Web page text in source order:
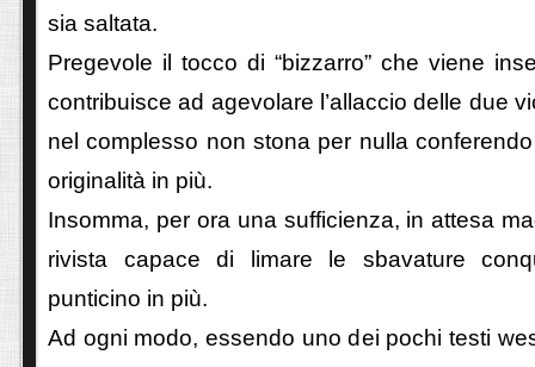
sia saltata.
Pregevole il tocco di “bizzarro” che viene
contribuisce ad agevolare l’allaccio delle due
nel complesso non stona per nulla
originalità in più.
Insomma, per ora una sufficienza, in attesa
rivista capace di limare le sbavature
punticino in più.
Ad ogni modo, essendo uno dei pochi testi